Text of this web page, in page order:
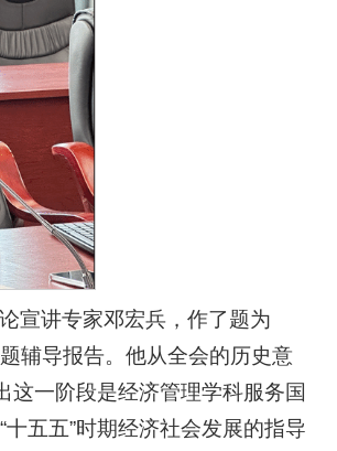
宣讲专家邓宏兵，作了题为
辅导报告。他从全会的历史意
这一阶段是经济管理学科服务国
五五”时期经济社会发展的指导